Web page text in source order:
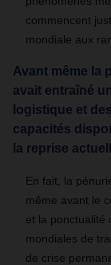
commencent
mondiale aux
Avant même la
avait entraîné
logistique et
capacités
la reprise
En fait, la
même avant le
et la ponctualité
mondiales de
de crise